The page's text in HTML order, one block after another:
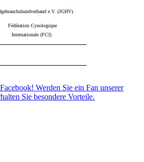
e.V. (JGHV)
Fédération Cynologique
Internationale (FCI)
Werden Sie ein Fan unserer
Sie besondere Vorteile.